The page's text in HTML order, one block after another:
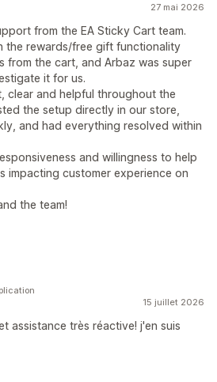
d’expédition
de paiement
Passer au paiement
Entonnoir des performances
27 mai 2026
from the EA Sticky Cart team.
the rewards/free gift functionality
from the cart, and Arbaz was super
it for us.
clear and helpful throughout the
the setup directly in our store,
and had everything resolved within
and willingness to help
impacting customer experience on
the team!
15 juillet 2026
assistance très réactive! j'en suis